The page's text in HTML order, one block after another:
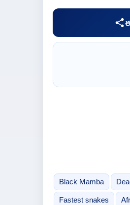
Black Mamba
Fastest snakes